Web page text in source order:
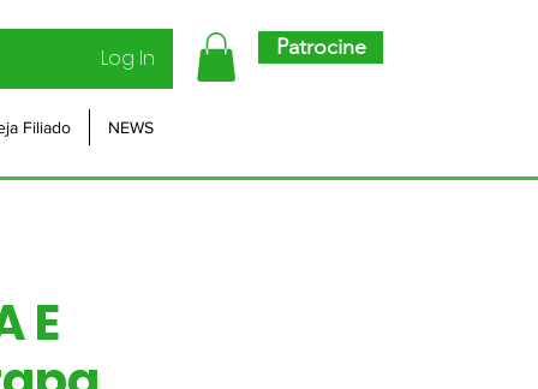
Log In Patrocine
Filiado NEWS
E